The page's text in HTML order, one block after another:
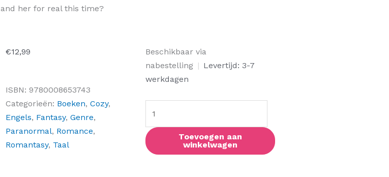
and her for real this time?
€12,99
ISBN: 9780008653743
Categorieën: Boeken, Cozy,
Engels, Fantasy, Genre,
Paranormal, Romance,
Romantasy, Taal
Beschikbaar via
nabestelling | Levertijd: 3-7
werkdagen
Like
a
Charm
Toevoegen aan
winkelwagen